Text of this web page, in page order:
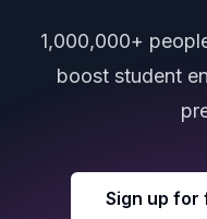
1,000,000+
boost student
Sign up for